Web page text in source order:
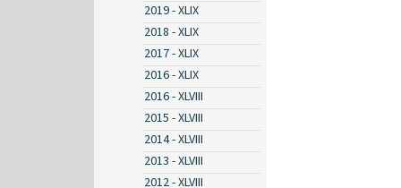
2019 - XLIX
2018 - XLIX
2017 - XLIX
2016 - XLIX
2016 - XLVIII
2015 - XLVIII
2014 - XLVIII
2013 - XLVIII
2012 - XLVIII